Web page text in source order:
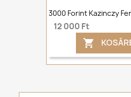
3000 Forint Kazinczy
12 000 Ft
